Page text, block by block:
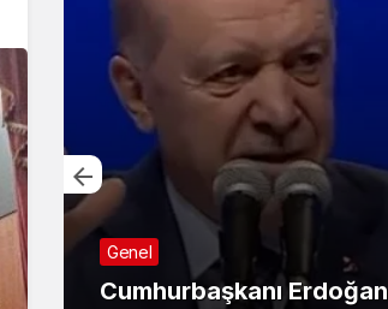
Genel
Cumhurbaşkanı Erdoğan